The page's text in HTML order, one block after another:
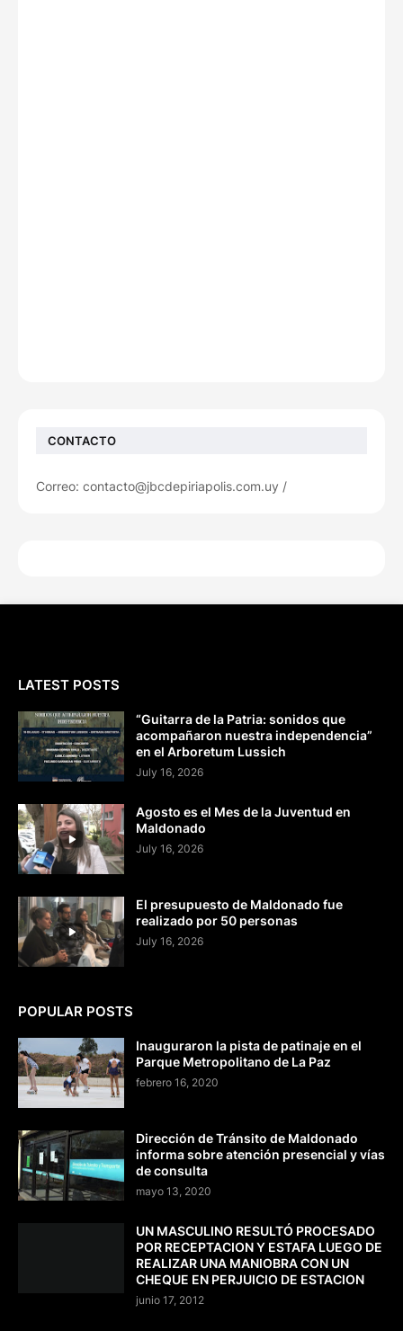
CONTACTO
Correo: contacto@jbcdepiriapolis.com.uy /
LATEST POSTS
“Guitarra de la Patria: sonidos que
acompañaron nuestra independencia”
en el Arboretum Lussich
July 16, 2026
Agosto es el Mes de la Juventud en
Maldonado
July 16, 2026
El presupuesto de Maldonado fue
realizado por 50 personas
July 16, 2026
POPULAR POSTS
Inauguraron la pista de patinaje en el
Parque Metropolitano de La Paz
febrero 16, 2020
Dirección de Tránsito de Maldonado
informa sobre atención presencial y vías
de consulta
mayo 13, 2020
UN MASCULINO RESULTÓ PROCESADO
POR RECEPTACION Y ESTAFA LUEGO DE
REALIZAR UNA MANIOBRA CON UN
CHEQUE EN PERJUICIO DE ESTACION
junio 17, 2012